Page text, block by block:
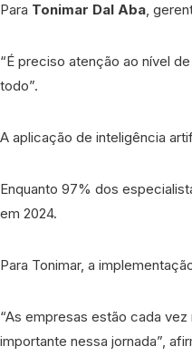
Para Tonimar Dal Aba,
“É preciso atenção ao nível
todo”.
A aplicação de inteligência
Enquanto 97% dos
em 2024.
Para Tonimar, a
“As empresas estão cada
importante nessa jornada”,